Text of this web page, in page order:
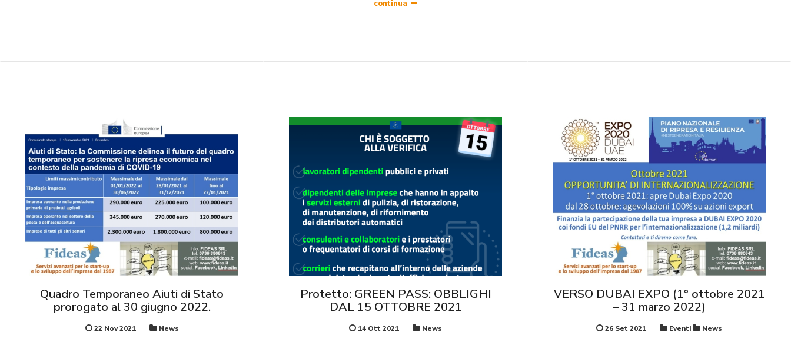
continua
Quadro Temporaneo Aiuti di Stato
prorogato al 30 giugno 2022.
22 Nov 2021 News
Protetto: GREEN PASS: OBBLIGHI
DAL 15 OTTOBRE 2021
14 Ott 2021 News
VERSO DUBAI EXPO (1° ottobre 2021
– 31 marzo 2022)
26 Set 2021 Eventi News